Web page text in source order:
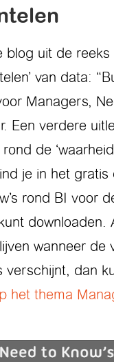
blog uit de
van data:
Managers,
Een verdere
de
je in het gratis
rond BI voor
downloaden.
wanneer de
verschijnt, dan
het thema